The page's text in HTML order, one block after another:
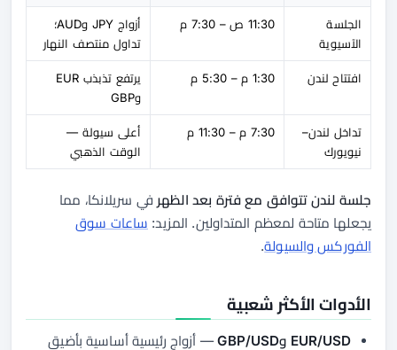
الجلسة
الآسيوية
11:30 ص – 7:30 م
أزواج JPY وAUD؛
تداول منتصف النهار
افتتاح لندن 1:30 م – 5:30 م
يرتفع تذبذب EUR
وGBP
تداخل لندن–
نيويورك
7:30 م – 11:30 م
أعلى سيولة —
الوقت الذهبي
جلسة لندن تتوافق مع فترة بعد الظهر في سريلانكا، مما
يجعلها متاحة لمعظم المتداولين. المزيد: ساعات سوق
الفوركس والسيولة.
الأدوات الأكثر شعبية
EUR/USD وGBP/USD
— أزواج رئيسية أساسية بأضيق